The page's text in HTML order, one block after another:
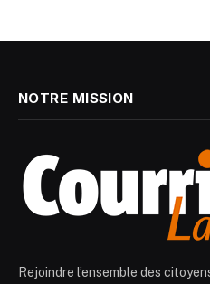
NOTRE MISSION
Rejoindre l’ensemble des